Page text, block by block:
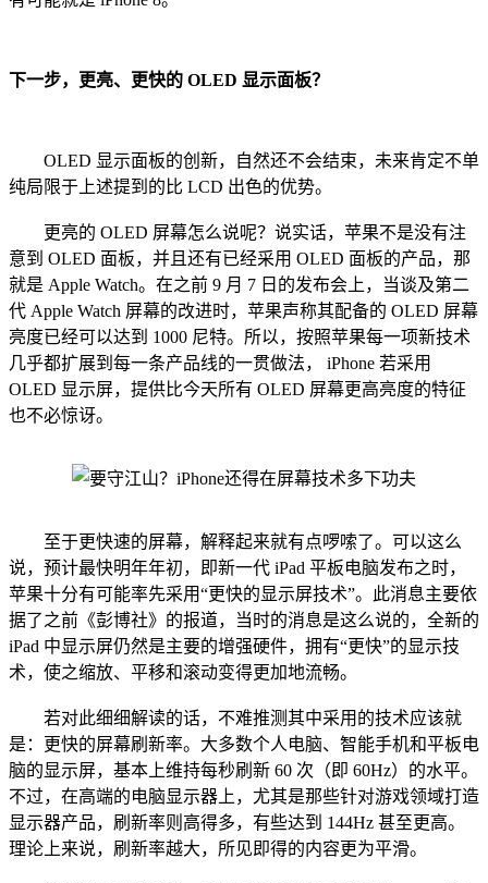
下一步，更亮、更快的 OLED 显示面板？
OLED 显示面板的创新，自然还不会结束，未来肯定不单
纯局限于上述提到的比 LCD 出色的优势。
更亮的 OLED 屏幕怎么说呢？说实话，苹果不是没有注
意到 OLED 面板，并且还有已经采用 OLED 面板的产品，那
就是 Apple Watch。在之前 9 月 7 日的发布会上，当谈及第二
代 Apple Watch 屏幕的改进时，苹果声称其配备的 OLED 屏幕
亮度已经可以达到 1000 尼特。所以，按照苹果每一项新技术
几乎都扩展到每一条产品线的一贯做法， iPhone 若采用
OLED 显示屏，提供比今天所有 OLED 屏幕更高亮度的特征
也不必惊讶。
至于更快速的屏幕，解释起来就有点啰嗦了。可以这么
说，预计最快明年年初，即新一代 iPad 平板电脑发布之时，
苹果十分有可能率先采用“更快的显示屏技术”。此消息主要依
据了之前《彭博社》的报道，当时的消息是这么说的，全新的
iPad 中显示屏仍然是主要的增强硬件，拥有“更快”的显示技
术，使之缩放、平移和滚动变得更加地流畅。
若对此细细解读的话，不难推测其中采用的技术应该就
是：更快的屏幕刷新率。大多数个人电脑、智能手机和平板电
脑的显示屏，基本上维持每秒刷新 60 次（即 60Hz）的水平。
不过，在高端的电脑显示器上，尤其是那些针对游戏领域打造
显示器产品，刷新率则高得多，有些达到 144Hz 甚至更高。
理论上来说，刷新率越大，所见即得的内容更为平滑。